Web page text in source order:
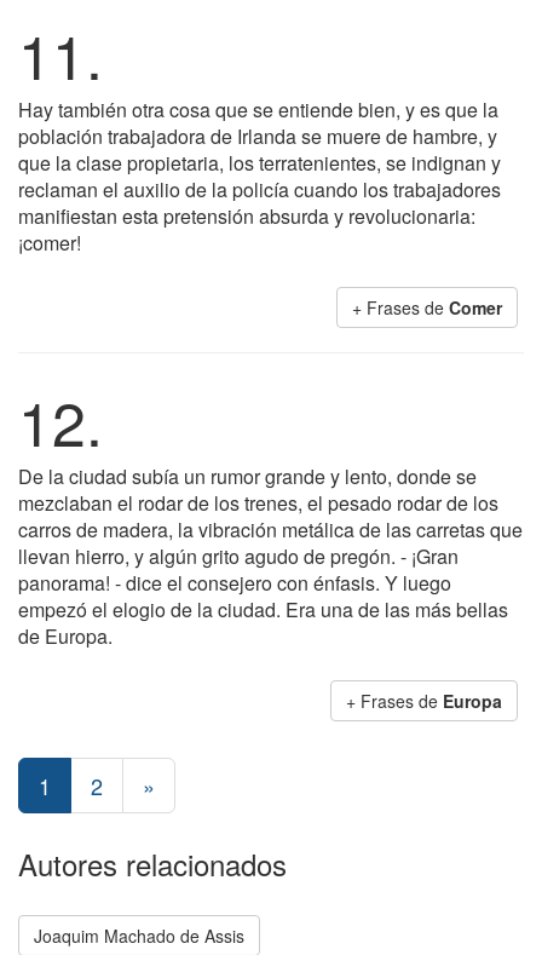
11.
Hay también otra cosa que se entiende bien, y es que la
población trabajadora de Irlanda se muere de hambre, y
que la clase propietaria, los terratenientes, se indignan y
reclaman el auxilio de la policía cuando los trabajadores
manifiestan esta pretensión absurda y revolucionaria:
¡comer!
+ Frases de Comer
12.
De la ciudad subía un rumor grande y lento, donde se
mezclaban el rodar de los trenes, el pesado rodar de los
carros de madera, la vibración metálica de las carretas que
llevan hierro, y algún grito agudo de pregón. - ¡Gran
panorama! - dice el consejero con énfasis. Y luego
empezó el elogio de la ciudad. Era una de las más bellas
de Europa.
+ Frases de Europa
1 2 »
Autores relacionados
Joaquim Machado de Assis